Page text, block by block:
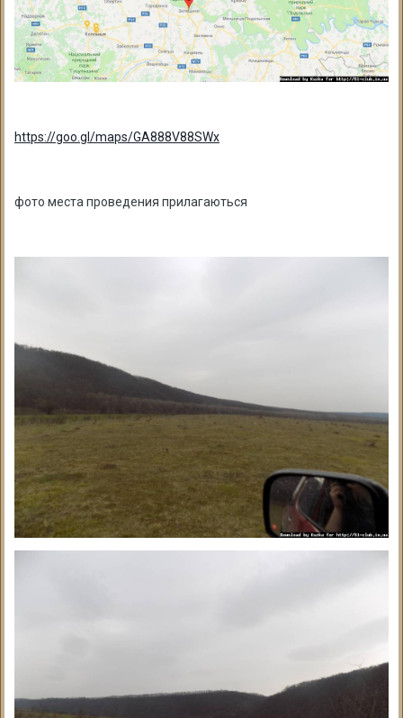
https://goo.gl/maps/GA888V88SWx
фото места проведения прилагаються